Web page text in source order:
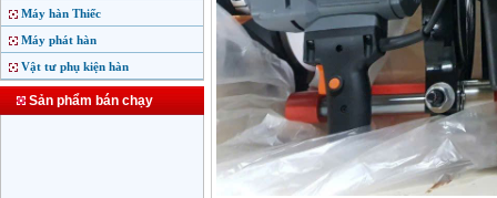
Máy hàn Thiếc
Máy phát hàn
Vật tư phụ kiện hàn
Sản phẩm bán chạy